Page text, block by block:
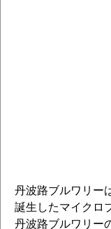
丹波路ブルワリー
誕生したマイクロ
丹波路ブルワリー